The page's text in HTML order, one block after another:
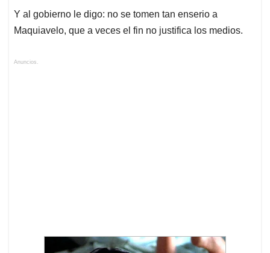
Y al gobierno le digo: no se tomen tan enserio a
Maquiavelo, que a veces el fin no justifica los medios.
Anuncios.